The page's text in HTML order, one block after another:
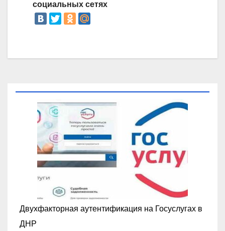
социальных сетях
Двухфакторная аутентификация на Госуслугах в
ДНР